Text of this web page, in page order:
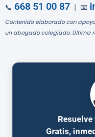
📞 668 51 00 87 | 📧
Contenido elaborado con
un abogado colegiado. Última
Gratis,